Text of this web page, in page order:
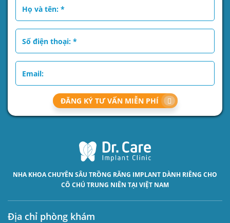
ĐĂNG KÝ TƯ VẤN MIỄN PHÍ
NHA KHOA CHUYÊN SÂU TRỒNG RĂNG IMPLANT DÀNH RIÊNG CHO
CÔ CHÚ TRUNG NIÊN TẠI VIỆT NAM
Địa chỉ phòng khám